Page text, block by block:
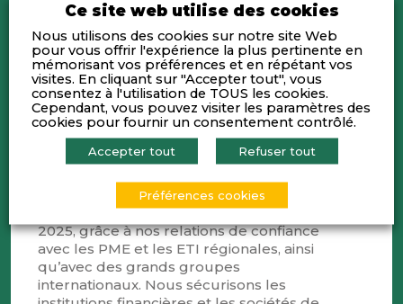
Activités
Courtier européen, indépendant et
familial, spécialisé dans la protection des
actifs et des collaborateurs des
entreprises basées en France et à
Nous avons réalisé 1,3Md€ de CA en
2025, grâce à nos relations de confiance
avec les PME et les ETI régionales, ainsi
qu’avec des grands groupes
internationaux. Nous sécurisons les
Ce site web utilise des cookies
Nous utilisons des cookies sur notre site Web
pour vous offrir l'expérience la plus pertinente en
mémorisant vos préférences et en répétant vos
visites. En cliquant sur "Accepter tout", vous
consentez à l'utilisation de TOUS les cookies.
Cependant, vous pouvez visiter les paramètres des
cookies pour fournir un consentement contrôlé.
Accepter tout Refuser tout
Préférences cookies